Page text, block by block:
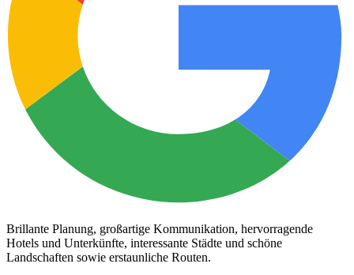
Brillante Planung, großartige Kommunikation, hervorragende
Hotels und Unterkünfte, interessante Städte und schöne
Landschaften sowie erstaunliche Routen.